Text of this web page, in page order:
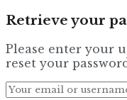
Retrieve your
Please enter your
reset your